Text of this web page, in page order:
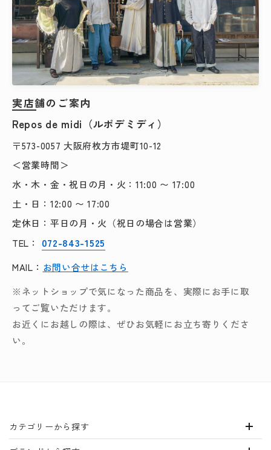
実店舗のご案内
Repos de midi（ルポデミディ）
〒573-0057 大阪府枚方市堤町10-12
＜営業時間＞
水・木・金・祝日の月・火：11:00 〜 17:00
土・日：12:00 〜 17:00
定休日：平日の月・火（祝日の場合は営業）
TEL：
072-843-1525
MAIL： お問い合せはこちら
※ネットショップで気になった商品を、実際にお手に取
ってご覧いただけます。
お近くにお越しの際は、ぜひお気軽にお立ち寄りくださ
い。
カテゴリーから探す